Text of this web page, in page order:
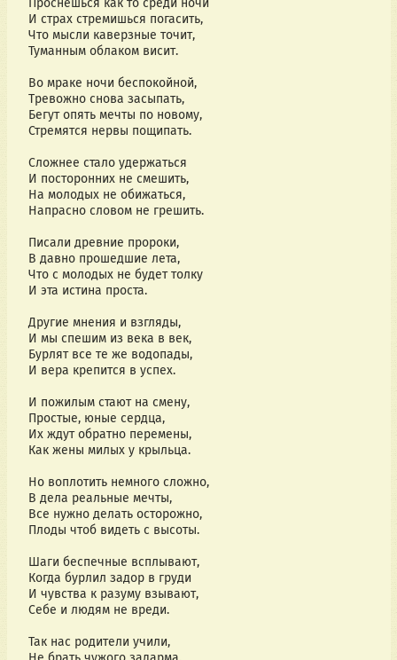
Проснешься как то среди ночи
И страх стремишься погасить,
Что мысли каверзные точит,
Туманным облаком висит.
Во мраке ночи беспокойной,
Тревожно снова засыпать,
Бегут опять мечты по новому,
Стремятся нервы пощипать.
Сложнее стало удержаться
И посторонних не смешить,
На молодых не обижаться,
Напрасно словом не грешить.
Писали древние пророки,
В давно прошедшие лета,
Что с молодых не будет толку
И эта истина проста.
Другие мнения и взгляды,
И мы спешим из века в век,
Бурлят все те же водопады,
И вера крепится в успех.
И пожилым стают на смену,
Простые, юные сердца,
Их ждут обратно перемены,
Как жены милых у крыльца.
Но воплотить немного сложно,
В дела реальные мечты,
Все нужно делать осторожно,
Плоды чтоб видеть с высоты.
Шаги беспечные всплывают,
Когда бурлил задор в груди
И чувства к разуму взывают,
Себе и людям не вреди.
Так нас родители учили,